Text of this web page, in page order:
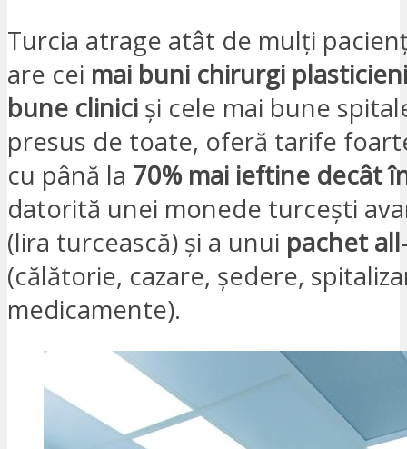
Turcia atrage atât de mulți
are cei mai buni chirurgi
bune clinici și cele mai bune
presus de toate, oferă tarife
cu până la 70% mai ieftine decât
datorită unei monede turcești
(lira turcească) și a unui pachet
(călătorie, cazare, ședere,
medicamente).